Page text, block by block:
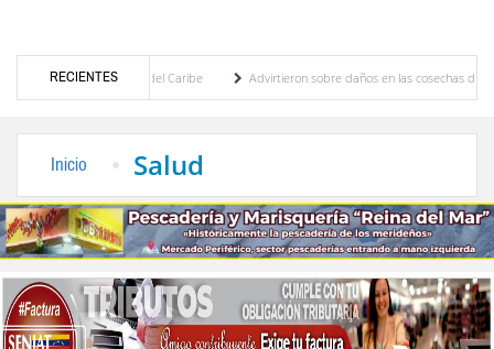
RECIENTES
y del Caribe
Advirtieron sobre daños en las cosechas de los Andes ante
Inicio Salud